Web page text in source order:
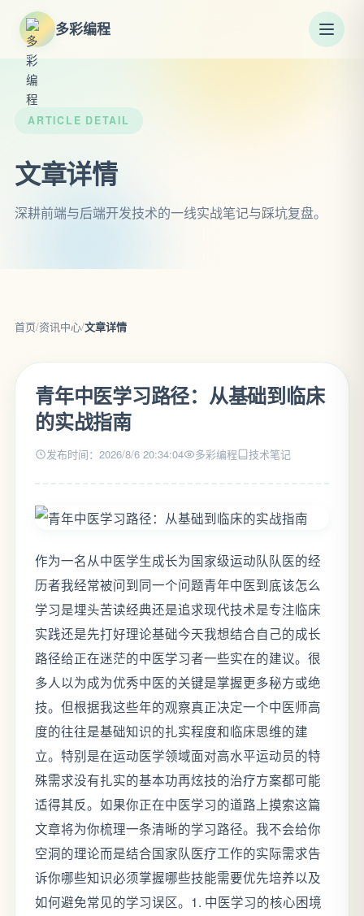
多彩编程
ARTICLE DETAIL
文章详情
深耕前端与后端开发技术的一线实战笔记与踩坑复盘。
首页/资讯中心/文章详情
青年中医学习路径：从基础到临床
的实战指南
发布时间：2026/8/6 20:34:04 多彩编程 技术笔记
作为一名从中医学生成长为国家级运动队队医的经
历者我经常被问到同一个问题青年中医到底该怎么
学习是埋头苦读经典还是追求现代技术是专注临床
实践还是先打好理论基础今天我想结合自己的成长
路径给正在迷茫的中医学习者一些实在的建议。很
多人以为成为优秀中医的关键是掌握更多秘方或绝
技。但根据我这些年的观察真正决定一个中医师高
度的往往是基础知识的扎实程度和临床思维的建
立。特别是在运动医学领域面对高水平运动员的特
殊需求没有扎实的基本功再炫技的治疗方案都可能
适得其反。如果你正在中医学习的道路上摸索这篇
文章将为你梳理一条清晰的学习路径。我不会给你
空洞的理论而是结合国家队医疗工作的实际需求告
诉你哪些知识必须掌握哪些技能需要优先培养以及
如何避免常见的学习误区。1. 中医学习的核心困境